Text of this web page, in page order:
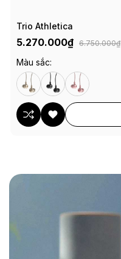
Trio Athletica
5.270.000₫ 6.750.000₫
Màu sắc: